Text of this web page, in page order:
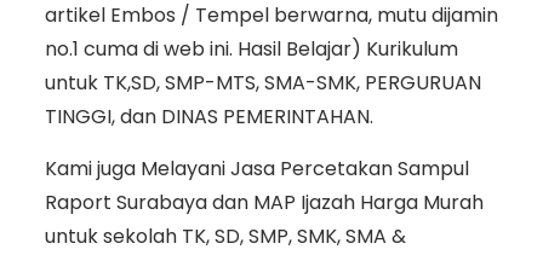
artikel Embos / Tempel berwarna, mutu dijamin
no.1 cuma di web ini. Hasil Belajar) Kurikulum
untuk TK,SD, SMP-MTS, SMA-SMK, PERGURUAN
TINGGI, dan DINAS PEMERINTAHAN.
Kami juga Melayani Jasa Percetakan Sampul
Raport Surabaya dan MAP Ijazah Harga Murah
untuk sekolah TK, SD, SMP, SMK, SMA &